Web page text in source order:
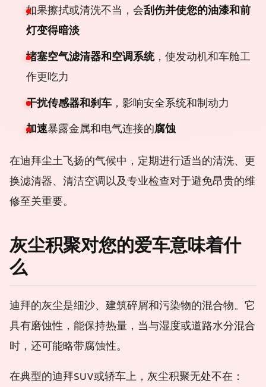
如果擦拭或清洗不当，会刮伤并使您的油漆和前
灯变得暗淡
堵塞空气滤清器和空调系统，使发动机和车舱工
作更吃力
干扰传感器和刹车 ，影响安全系统和制动力
加速暴露金属和电气连接的腐蚀
在迪拜尘土飞扬的气候中，定期进行适当的清洗、更
换滤清器、清洁空调以及专业检查对于避免昂贵的维
修至关重要。
灰尘积聚对您的爱车意味着什
么
迪拜的灰尘是细沙、建筑碎屑和污染物的混合物。它
具有磨蚀性，能保持热量，当与湿度或道路水分混合
时，还可能略带腐蚀性。
在典型的迪拜SUV或轿车上，灰尘积聚无处不在：